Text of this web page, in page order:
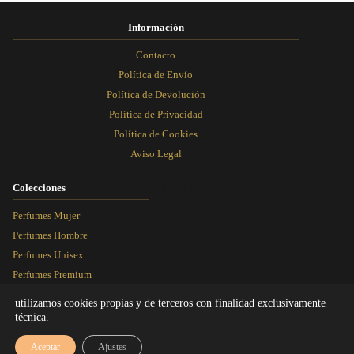
producto
producto
producto
producto
Información
Contacto
Política de Envío
Política de Devolución
Política de Privacidad
Política de Cookies
Aviso Legal
Colecciones
Perfumes Mujer
Perfumes Hombre
Perfumes Unisex
Perfumes Premium
utilizamos cookies propias y de terceros con finalidad exclusivamente
técnica.
Aceptar Ajustes